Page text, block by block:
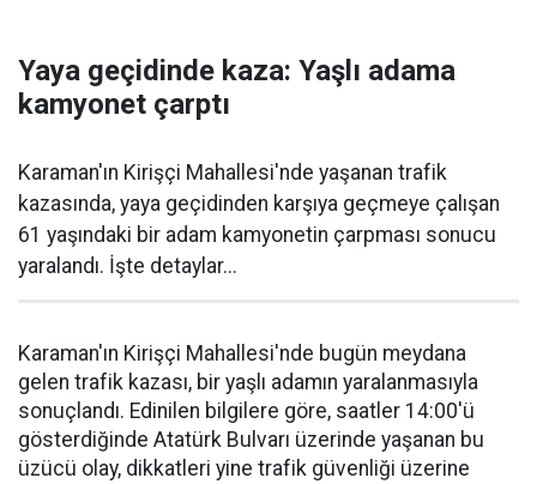
Yaya geçidinde kaza: Yaşlı adama
kamyonet çarptı
Karaman'ın Kirişçi Mahallesi'nde yaşanan trafik
kazasında, yaya geçidinden karşıya geçmeye çalışan
61 yaşındaki bir adam kamyonetin çarpması sonucu
yaralandı. İşte detaylar...
Karaman'ın Kirişçi Mahallesi'nde bugün meydana
gelen trafik kazası, bir yaşlı adamın yaralanmasıyla
sonuçlandı. Edinilen bilgilere göre, saatler 14:00'ü
gösterdiğinde Atatürk Bulvarı üzerinde yaşanan bu
üzücü olay, dikkatleri yine trafik güvenliği üzerine